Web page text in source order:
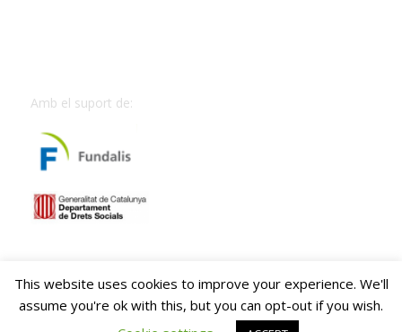
Amb el suport de:
This website uses cookies to improve your experience. We'll
assume you're ok with this, but you can opt-out if you wish.